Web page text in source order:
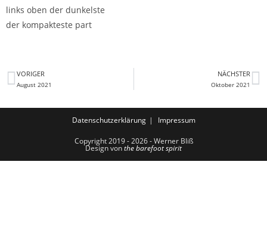
links oben der dunkelste
der kompakteste part
VORIGER
August 2021
NÄCHSTER
Oktober 2021
Datenschutzerklärung Impressum
Copyright 2019 - 2026 - Werner Bliß
Design vonthe barefoot spirit